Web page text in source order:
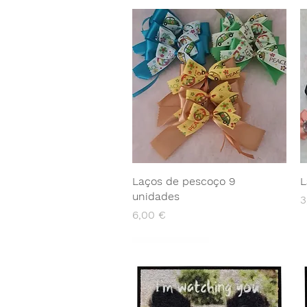
Laços de pescoço 9
unidades
Preço
6,00 €